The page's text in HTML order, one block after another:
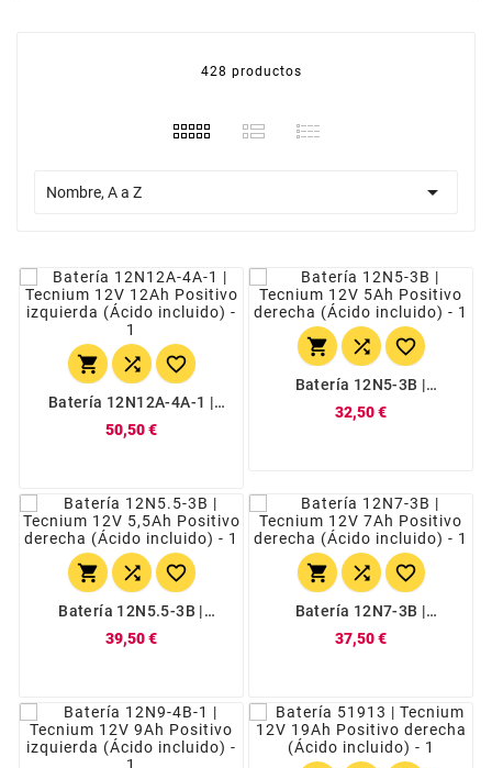
428 productos
Nombre, A a Z 
  
Batería 12N12A-4A-1 |
Positivo Izquierda (Ácido
50,50 €
  
Batería 12N5-3B |
Positivo Derecha (Ácido
32,50 €
  
Batería 12N5.5-3B |
Positivo Derecha (Ácido
39,50 €
  
Batería 12N7-3B |
Positivo Derecha (Ácido
37,50 €